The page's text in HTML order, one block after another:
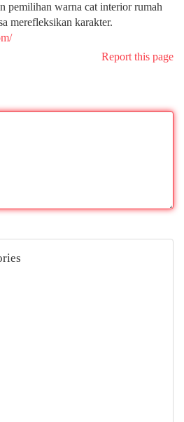
pemilihan warna cat interior rumah
merefleksikan karakter.
Report this page